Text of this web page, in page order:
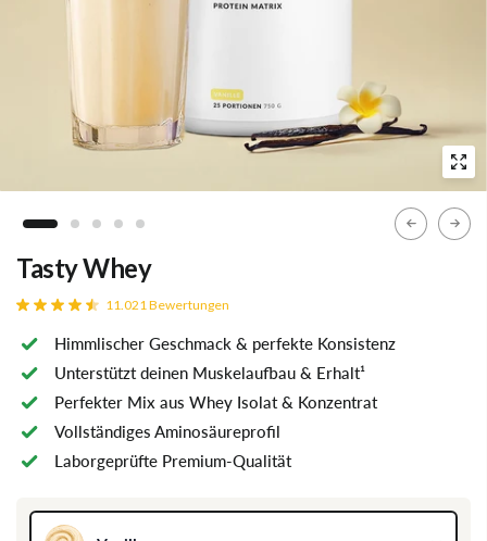
Tasty Whey
Cremige Protein-Matrix aus Whey-Konzentrat & -Isolat
11.021 Bewertungen
Himmlischer Geschmack & perfekte Konsistenz
Unterstützt deinen Muskelaufbau & Erhalt¹
Perfekter Mix aus Whey Isolat & Konzentrat
Vollständiges Aminosäureprofil
Laborgeprüfte Premium-Qualität